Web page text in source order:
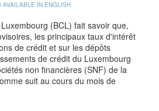
AVAILABLE IN ENGLISH
(BCL) fait savoir que,
les principaux taux d'intérêt
de crédit et sur les dépôts
de crédit du Luxembourg
non financières (SNF) de la
suit au cours du mois de